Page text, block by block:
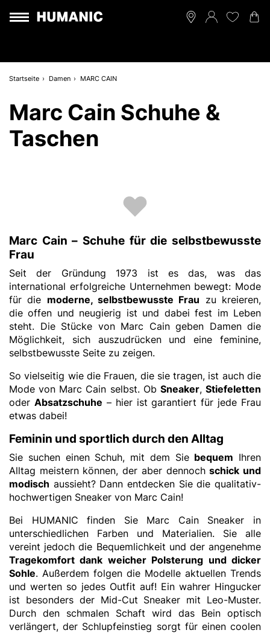
Startseite Damen MARC CAIN
Marc Cain Schuhe &
Taschen
Marc Cain – Schuhe für die selbstbewusste
Frau
Seit der Gründung 1973 ist es das, was das
international erfolgreiche Unternehmen bewegt: Mode
für die moderne, selbstbewusste Frau zu kreieren,
die offen und neugierig ist und dabei fest im Leben
steht. Die Stücke von Marc Cain geben Damen die
Möglichkeit, sich auszudrücken und eine feminine,
selbstbewusste Seite zu zeigen.
So vielseitig wie die Frauen, die sie tragen, ist auch die
Mode von Marc Cain selbst. Ob Sneaker,Stiefeletten
oder Absatzschuhe – hier ist garantiert für jede Frau
etwas dabei!
Feminin und sportlich durch den Alltag
Sie suchen einen Schuh, mit dem Sie bequem Ihren
Alltag meistern können, der aber dennochschick und
modisch aussieht? Dann entdecken Sie die qualitativ-
hochwertigen Sneaker von Marc Cain!
Bei HUMANIC finden Sie Marc Cain Sneaker in
unterschiedlichen Farben und Materialien. Sie alle
vereint jedoch die Bequemlichkeit und der angenehme
Tragekomfort dank weicher Polsterung und dicker
Sohle. Außerdem folgen die Modelle aktuellen Trends
und werten so jedes Outfit auf! Ein wahrer Hingucker
ist besonders der Mid-Cut Sneaker mit Leo-Muster.
Durch den schmalen Schaft wird das Bein optisch
verlängert, der Schlupfeinstieg sorgt für einen coolen